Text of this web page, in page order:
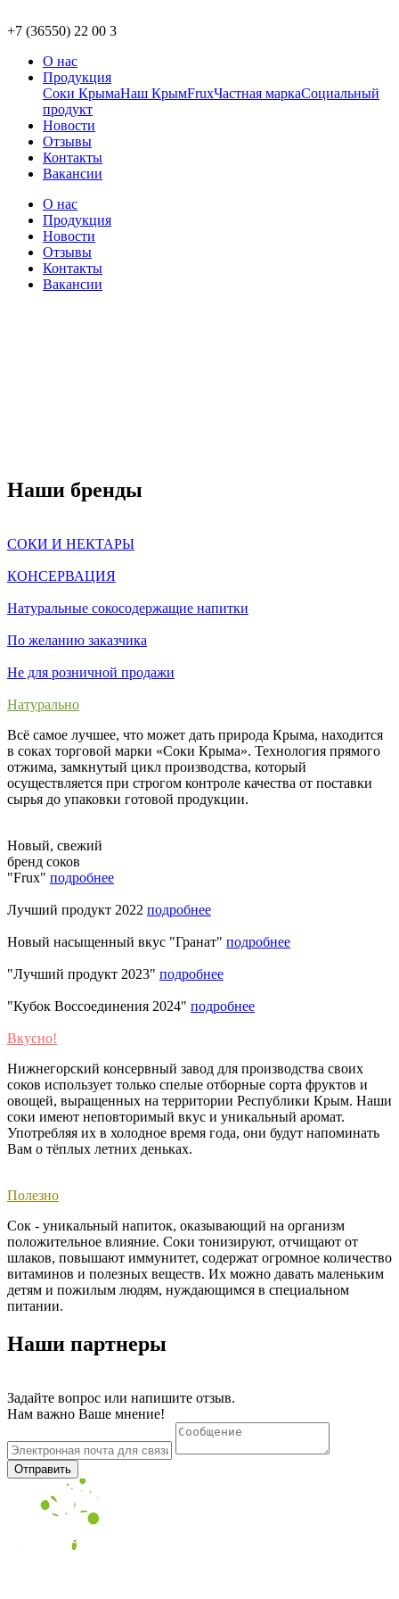
+7 (36550) 22 00 3
О нас
Продукция
Соки КрымаНаш КрымFruxЧастная маркаСоциальный
продукт
Новости
Отзывы
Контакты
Вакансии
О нас
Продукция
Новости
Отзывы
Контакты
Вакансии
Наши бренды
СОКИ И НЕКТАРЫ
КОНСЕРВАЦИЯ
Натуральные сокосодержащие напитки
По желанию заказчика
Не для розничной продажи
Натурально
Всё самое лучшее, что может дать природа Крыма, находится
в соках торговой марки «Соки Крыма». Технология прямого
отжима, замкнутый цикл производства, который
осуществляется при строгом контроле качества от поставки
сырья до упаковки готовой продукции.
Новый, свежий
бренд соков
"Frux" подробнее
Лучший продукт 2022 подробнее
Новый насыщенный вкус "Гранат" подробнее
"Лучший продукт 2023" подробнее
"Кубок Воссоединения 2024" подробнее
Вкусно!
Нижнегорский консервный завод для производства своих
соков использует только спелые отборные сорта фруктов и
овощей, выращенных на территории Республики Крым. Наши
соки имеют неповторимый вкус и уникальный аромат.
Употребляя их в холодное время года, они будут напоминать
Вам о тёплых летних деньках. ​
Полезно
Сок - уникальный напиток, оказывающий на организм
положительное влияние. Соки тонизируют, отчищают от
шлаков, повышают иммунитет, содержат огромное количество
витаминов и полезных веществ. Их можно давать маленьким
детям и пожилым людям, нуждающимся в специальном
питании.
Наши партнеры
Задайте вопрос или напишите отзыв.
Нам важно Ваше мнение!
Отправить